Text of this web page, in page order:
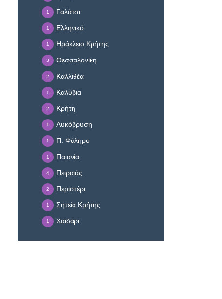
Γαλάτσι
1
Ελληνικό
1
Ηράκλειο Κρήτης
1
Θεσσαλονίκη
3
Καλλιθέα
2
Καλύβια
1
Κρήτη
2
Λυκόβρυση
1
Π. Φάληρο
1
Παιανία
1
Πειραιάς
4
Περιστέρι
2
Σητεία Κρήτης
1
Χαϊδάρι
1